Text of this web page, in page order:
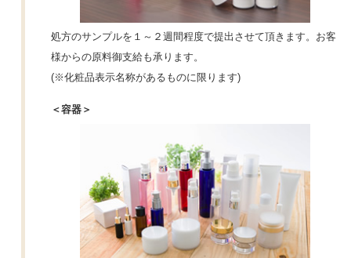
処方のサンプルを１～２週間程度で提出させて頂きます。お客
様からの原料御支給も承ります。
(※化粧品表示名称があるものに限ります)
＜容器＞